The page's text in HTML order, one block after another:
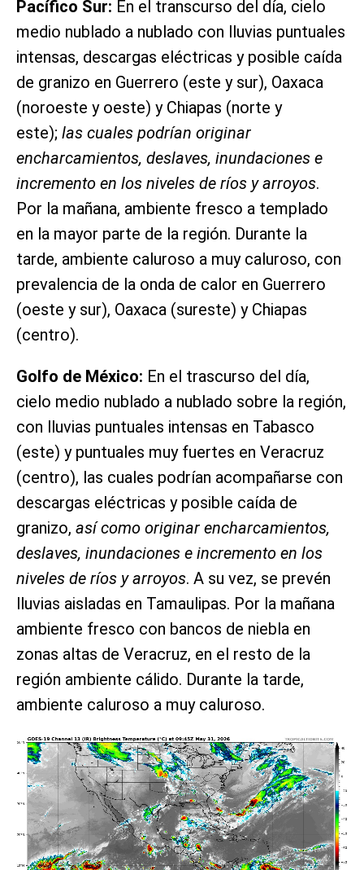
Pacífico Sur: En el transcurso del día, cielo
medio nublado a nublado con lluvias puntuales
intensas, descargas eléctricas y posible caída
de granizo en Guerrero (este y sur), Oaxaca
(noroeste y oeste) y Chiapas (norte y
este); las cuales podrían originar
encharcamientos, deslaves, inundaciones e
incremento en los niveles de ríos y arroyos.
Por la mañana, ambiente fresco a templado
en la mayor parte de la región. Durante la
tarde, ambiente caluroso a muy caluroso, con
prevalencia de la onda de calor en Guerrero
(oeste y sur), Oaxaca (sureste) y Chiapas
(centro).
Golfo de México: En el trascurso del día,
cielo medio nublado a nublado sobre la región,
con lluvias puntuales intensas en Tabasco
(este) y puntuales muy fuertes en Veracruz
(centro), las cuales podrían acompañarse con
descargas eléctricas y posible caída de
granizo, así como originar encharcamientos,
deslaves, inundaciones e incremento en los
niveles de ríos y arroyos. A su vez, se prevén
lluvias aisladas en Tamaulipas. Por la mañana
ambiente fresco con bancos de niebla en
zonas altas de Veracruz, en el resto de la
región ambiente cálido. Durante la tarde,
ambiente caluroso a muy caluroso.